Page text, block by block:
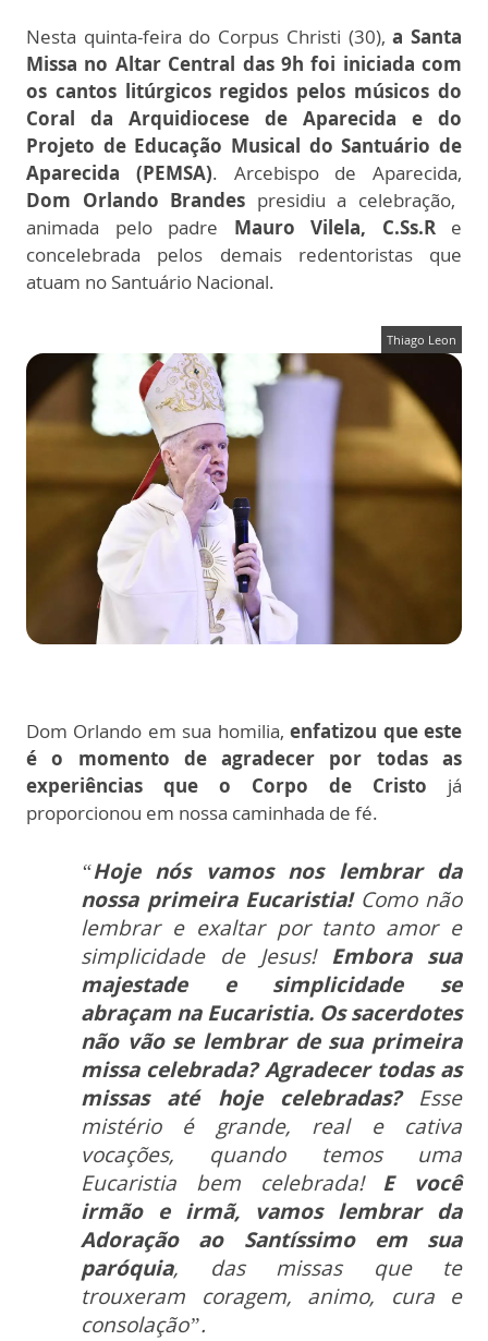
Nesta quinta-feira do Corpus Christi (30), a Santa
Missa no Altar Central das 9h foi iniciada com
os cantos litúrgicos regidos pelos músicos do
Coral da Arquidiocese de Aparecida e do
Projeto de Educação Musical do Santuário de
Aparecida (PEMSA). Arcebispo de Aparecida,
Dom Orlando Brandes presidiu a celebração,
animada pelo padre Mauro Vilela, C.Ss.R e
concelebrada pelos demais redentoristas que
atuam no Santuário Nacional.
Thiago Leon
Dom Orlando em sua homilia,enfatizou que este
é o momento de agradecer por todas as
experiências que o Corpo de Cristo já
proporcionou em nossa caminhada de fé.
“Hoje nós vamos nos lembrar da
nossa primeira Eucaristia! Como não
lembrar e exaltar por tanto amor e
simplicidade de Jesus!Embora sua
majestade e simplicidade se
abraçam na Eucaristia. Os sacerdotes
não vão se lembrar de sua primeira
missa celebrada? Agradecer todas as
missas até hoje celebradas?Esse
mistério é grande, real e cativa
vocações, quando temos uma
Eucaristia bem celebrada! E você
irmão e irmã, vamos lembrar da
Adoração ao Santíssimo em sua
paróquia, das missas que te
trouxeram coragem, animo, cura e
consolação”.